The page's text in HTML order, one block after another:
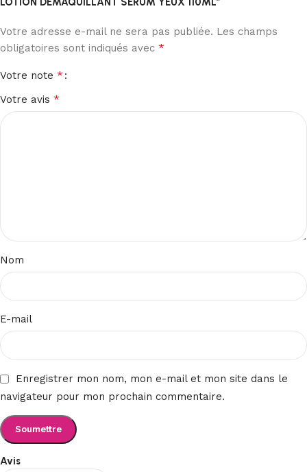
Avis
Votre adresse e-mail ne sera pas publiée. Les champs
obligatoires sont indiqués avec *
Votre note *
Votre avis *
Nom
E-mail
Enregistrer mon nom, mon e-mail et mon site dans le
navigateur pour mon prochain commentaire.